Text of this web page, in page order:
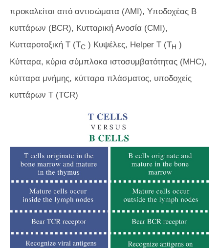
προκαλείται από αντισώματα (AMI), Υποδοχέας Β
κυττάρων (BCR), Κυτταρική Ανοσία (CMI),
Κυτταροτοξική Τ (TC ) Κυψέλες, Helper T (TH )
Κύτταρα, κύρια σύμπλοκα ιστοσυμβατότητας (MHC),
κύτταρα μνήμης, κύτταρα πλάσματος, υποδοχείς
κυττάρων Τ (TCR)